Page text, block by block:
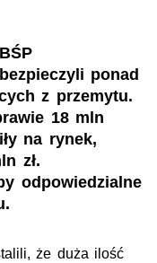
ponad
z przemytu.
18 mln
na rynek,
zł.
odpowiedzialne
że duża ilość